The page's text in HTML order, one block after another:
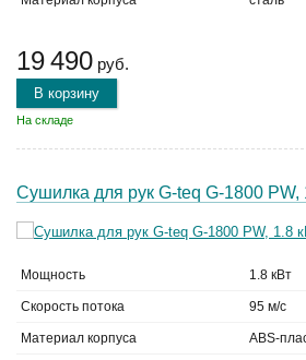
19 490 руб.
В корзину
На складе
Сушилка для рук G-teq G-1800 PW,
Мощность 1.8 кВт
Скорость потока 95 м/с
Материал корпуса ABS-